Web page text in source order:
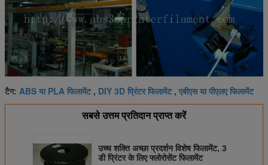
टैग: ABS या PLA फिलामेंट, DIY 3D प्रिंटर फिलामेंट, एबीएस या पीएलए फिलामेंट
सबसे उत्तम प्रतिदान प्राप्त करें
उच्च शक्ति अच्छा प्रदर्शन विशेष फिलामेंट, 3
डी प्रिंटर के लिए फ्लोरोसेंट फिलामेंट